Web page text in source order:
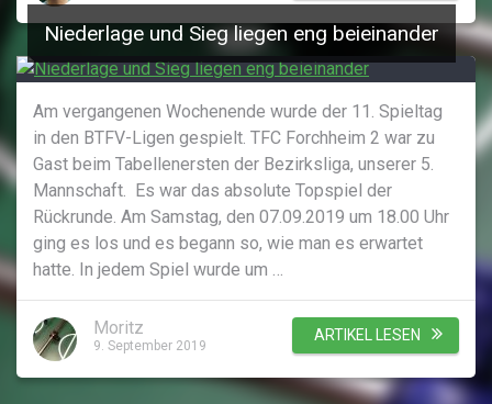
Niederlage und Sieg liegen eng beieinander
Am vergangenen Wochenende wurde der 11. Spieltag
in den BTFV-Ligen gespielt. TFC Forchheim 2 war zu
Gast beim Tabellenersten der Bezirksliga, unserer 5.
Mannschaft. Es war das absolute Topspiel der
Rückrunde. Am Samstag, den 07.09.2019 um 18.00 Uhr
ging es los und es begann so, wie man es erwartet
hatte. In jedem Spiel wurde um …
ARTIKEL LESEN
Moritz
9. September 2019